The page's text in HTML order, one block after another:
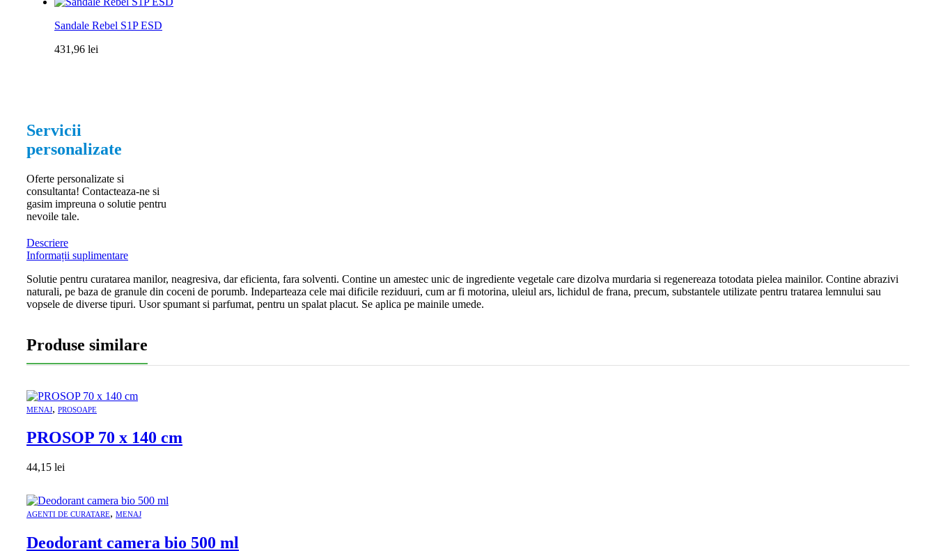
Sandale Rebel S1P ESD
431,96 lei
Servicii
personalizate
Oferte personalizate si
consultanta! Contacteaza-ne si
gasim impreuna o solutie pentru
nevoile tale.
Descriere
Informații suplimentare
Solutie pentru curatarea manilor, neagresiva, dar eficienta, fara solventi. Contine un amestec unic de ingrediente vegetale care dizolva murdaria si regenereaza totodata pielea mainilor. Contine abrazivi
naturali, pe baza de granule din coceni de porumb. Indeparteaza cele mai dificile reziduuri, cum ar fi motorina, uleiul ars, lichidul de frana, precum, substantele utilizate pentru tratarea lemnului sau
vopsele de diverse tipuri. Usor spumant si parfumat, pentru un spalat placut. Se aplica pe mainile umede.
Produse similare
MENAJ, PROSOAPE
PROSOP 70 x 140 cm
44,15 lei
AGENTI DE CURATARE, MENAJ
Deodorant camera bio 500 ml